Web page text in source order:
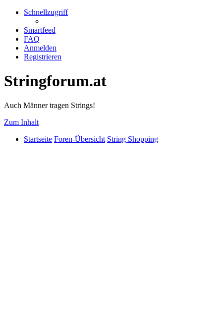
Schnellzugriff
Smartfeed
FAQ
Anmelden
Registrieren
Stringforum.at
Auch Männer tragen Strings!
Zum Inhalt
Startseite Foren-Übersicht String Shopping